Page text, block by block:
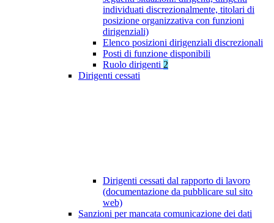
individuati discrezionalmente, titolari di
posizione organizzativa con funzioni
dirigenziali)
Elenco posizioni dirigenziali discrezionali
Posti di funzione disponibili
Ruolo dirigenti 2
Dirigenti cessati
Dirigenti cessati dal rapporto di lavoro
(documentazione da pubblicare sul sito
web)
Sanzioni per mancata comunicazione dei dati